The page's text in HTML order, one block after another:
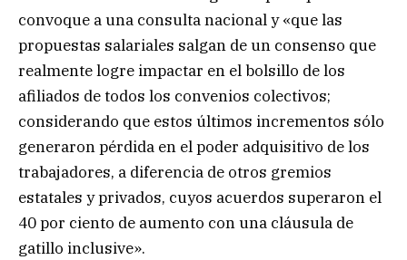
convoque a una consulta nacional y «que las
propuestas salariales salgan de un consenso que
realmente logre impactar en el bolsillo de los
afiliados de todos los convenios colectivos;
considerando que estos últimos incrementos sólo
generaron pérdida en el poder adquisitivo de los
trabajadores, a diferencia de otros gremios
estatales y privados, cuyos acuerdos superaron el
40 por ciento de aumento con una cláusula de
gatillo inclusive».